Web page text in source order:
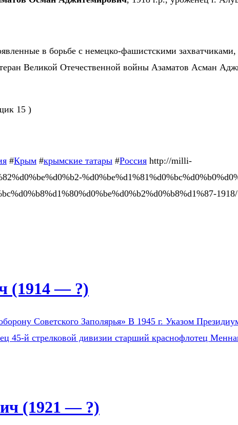
в борьбе с немецко-фашистскими
Великой Отечественной войны Азаматов Асман
15 )
#Крым #крымские татары #Россия http://milli-
1918/
(1914 — ?)
Советского Заполярья» В 1945 г. Указом
45-й стрелковой дивизии старший краснофлотец
(1921 — ?)